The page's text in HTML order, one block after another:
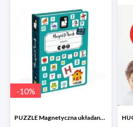
-10%
PUZZLE Magnetyczna układanka Alfabet